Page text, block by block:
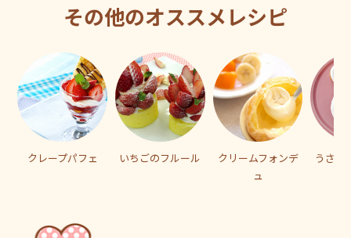
その他のオススメレシピ
クレープパフェ いちごのフルール
クリームフォンデ
ュ
うさぎ